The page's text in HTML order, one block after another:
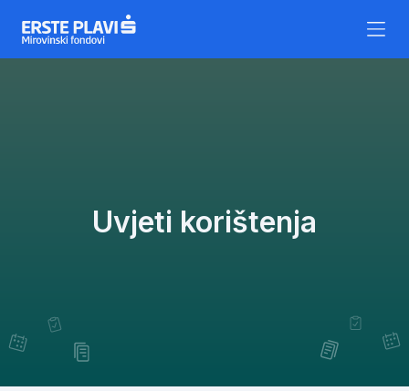
Uvjeti korištenja